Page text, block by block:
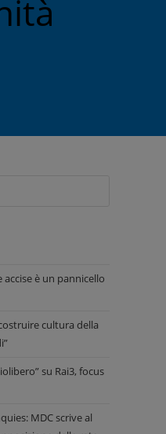
è un pannicello
cultura della
su Rai3, focus
MDC scrive al